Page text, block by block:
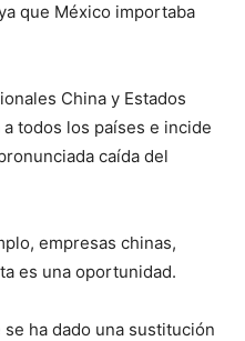
que México importaba
China y Estados
todos los países e incide
caída del
empresas chinas,
es una oportunidad.
ha dado una sustitución